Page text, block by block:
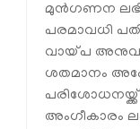
മുന്‍ഗണന
പരമാവധി
വായ്പ
ശതമാനം
അംഗീകാരം